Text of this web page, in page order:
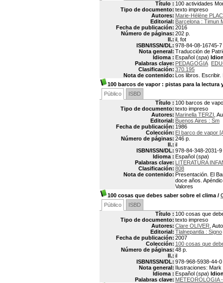
Título : 100 actividades
Tipo de documento: texto impreso
Autores: Marie-Hélène
Editorial: Barcelona : Timun
Fecha de publicación: 2016
Número de páginas: 202 p.
Il.: il, fot
ISBN/ISSN/DL: 978-84-08-16745-7
Nota general: Traducción de
Idioma : Español (spa)
Palabras clave: PEDAGOGIA
Clasificación: 370.195
Nota de contenido: Los libros. Escribir.
100 barcos de vapor: pistas para la lectura
Público
ISBD
Título : 100 barcos de
Tipo de documento: texto impreso
Autores: Marinella TERZI ,
Editorial: Buenos Aires : Sm
Fecha de publicación: 1986
Colección: El barco de vapor
Número de páginas: 246 p.
Il.: il
ISBN/ISSN/DL: 978-84-348-2031-9
Idioma : Español (spa)
Palabras clave: LITERATURA
Clasificación: 808
Nota de contenido: Presentación. El
doce años.
Valores
100 cosas que debes saber sobre el clima /
Público
ISBD
Título : 100 cosas que
Tipo de documento: texto impreso
Autores: Clare OLIVER ,
Editorial: Tlalnepantla : Signo
Fecha de publicación: 2007
Colección: 100 cosas que
Número de páginas: 48 p.
Il.: il
ISBN/ISSN/DL: 978-968-5938-44-0
Nota general: Ilustraciones:
Idioma : Español (spa)
Palabras clave: METEOROLOGIA